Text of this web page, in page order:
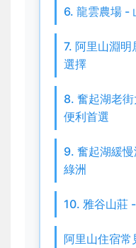
6. 龍雲農場 -
7. 阿里山淵
選擇
8. 奮起湖老
便利首選
9. 奮起湖緩
綠洲
10. 雅谷山莊
阿里山住宿常